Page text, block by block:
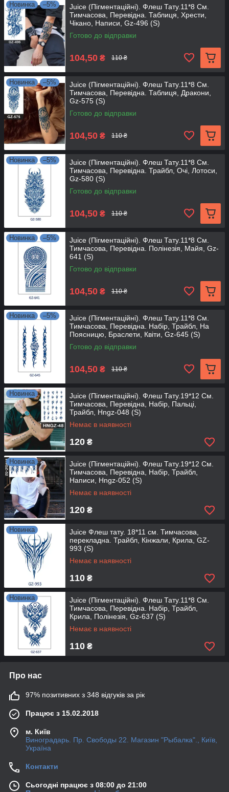
Новинка –5%
Juice (Пігментаційні). Флеш Тату.11*8 См.
Тимчасова, Перевідна. Таблиця, Хрести,
Чікано, Написи, Gz-496 (S)
Готово до відправки
104,50 ₴ 110 ₴
Новинка –5%
Juice (Пігментаційні). Флеш Тату.11*8 См.
Тимчасова, Перевідна. Таблиця, Дракони,
Gz-575 (S)
Готово до відправки
104,50 ₴ 110 ₴
Новинка –5%
Juice (Пігментаційні). Флеш Тату.11*8 См.
Тимчасова, Перевідна. Трайбл, Очі, Лотоси,
Gz-580 (S)
Готово до відправки
104,50 ₴ 110 ₴
Новинка –5%
Juice (Пігментаційні). Флеш Тату.11*8 См.
Тимчасова, Перевідна. Полінезія, Майя, Gz-
641 (S)
Готово до відправки
104,50 ₴ 110 ₴
Новинка –5%
Juice (Пігментаційні). Флеш Тату.11*8 См.
Тимчасова, Перевідна. Набір, Трайбл, На
Поясницю, Браслети, Квіти, Gz-645 (S)
Готово до відправки
104,50 ₴ 110 ₴
Новинка
Juice (Пігментаційні). Флеш Тату.19*12 См.
Тимчасова, Перевідна, Набір, Пальці,
Трайбл, Hngz-048 (S)
Немає в наявності
120 ₴
Новинка
Juice (Пігментаційні). Флеш Тату.19*12 См.
Тимчасова, Перевідна, Набір, Трайбл,
Написи, Hngz-052 (S)
Немає в наявності
120 ₴
Новинка
Juice Флеш тату. 18*11 см. Тимчасова,
перекладна. Трайбл, Кінжали, Крила, GZ-
993 (S)
Немає в наявності
110 ₴
Новинка
Juice (Пігментаційні). Флеш Тату.11*8 См.
Тимчасова, Перевідна. Набір, Трайбл,
Крила, Полінезія, Gz-637 (S)
Немає в наявності
110 ₴
Про нас
97% позитивних з 348 відгуків за рік
Працює з 15.02.2018
м. Київ
Виноградарь. Пр. Свободы 22. Магазин "Рыбалка"., Київ,
Україна
Контакти
Сьогодні працює з 08:00 до 21:00